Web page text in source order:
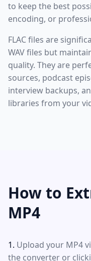
to keep the best
encoding, or
FLAC files are
WAV files but
quality. They are
sources, podcast
interview backups,
libraries from your
How to
MP4
Upload your MP4
the converter or